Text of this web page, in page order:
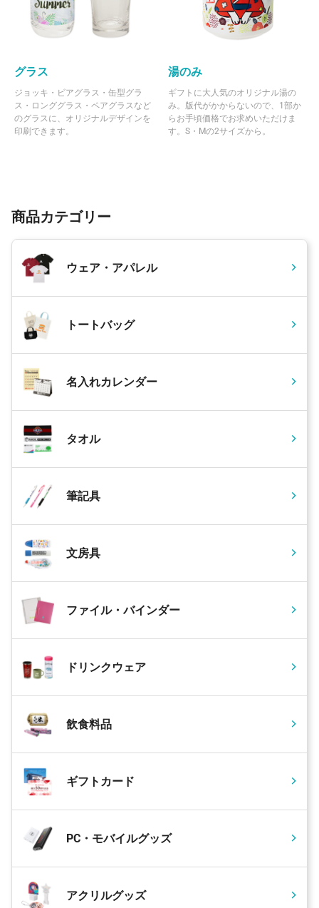
グラス
ジョッキ・ビアグラス・缶型グラ
ス・ロンググラス・ペアグラスなど
のグラスに、オリジナルデザインを
印刷できます。
湯のみ
ギフトに大人気のオリジナル湯の
み。版代がかからないので、1部か
らお手頃価格でお求めいただけま
す。S・Mの2サイズから。
商品カテゴリー
ウェア・アパレル
トートバッグ
名入れカレンダー
タオル
筆記具
文房具
ファイル・バインダー
ドリンクウェア
飲食料品
ギフトカード
PC・モバイルグッズ
アクリルグッズ